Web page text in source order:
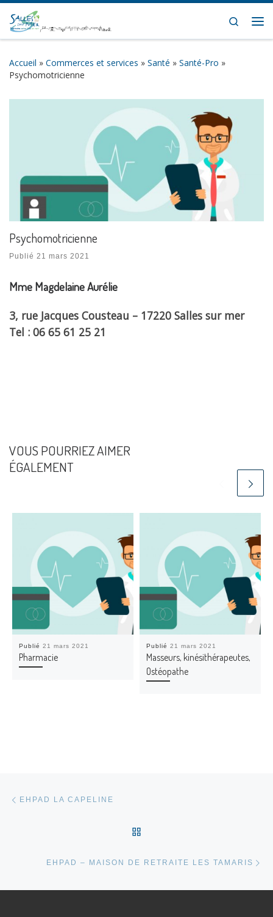
Skip to content
Search
Accueil » Commerces et services » Santé » Santé-Pro »
Psychomotricienne
Psychomotricienne
Publié 21 mars 2021
Mme Magdelaine Aurélie
3, rue Jacques Cousteau – 17220 Salles sur mer
Tel : 06 65 61 25 21
VOUS POURRIEZ AIMER
ÉGALEMENT
Publié21 mars 2021
Pharmacie
Publié21 mars 2021
Masseurs, kinésithérapeutes,
Ostéopathe
EHPAD LA CAPELINE
EHPAD – MAISON DE RETRAITE LES TAMARIS